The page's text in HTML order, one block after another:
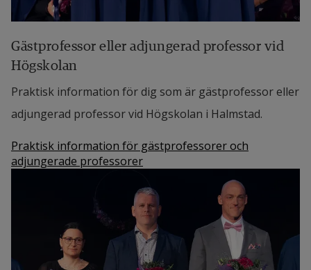
Gästprofessor eller adjungerad professor vid
Högskolan
Praktisk information för dig som är gästprofessor eller
adjungerad professor vid Högskolan i Halmstad.
Praktisk information för gästprofessorer och
adjungerade professorer